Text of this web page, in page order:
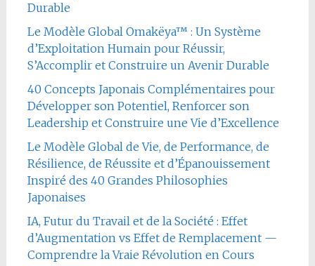
Durable
Le Modèle Global Omakëya™ : Un Système
d’Exploitation Humain pour Réussir,
S’Accomplir et Construire un Avenir Durable
40 Concepts Japonais Complémentaires pour
Développer son Potentiel, Renforcer son
Leadership et Construire une Vie d’Excellence
Le Modèle Global de Vie, de Performance, de
Résilience, de Réussite et d’Épanouissement
Inspiré des 40 Grandes Philosophies
Japonaises
IA, Futur du Travail et de la Société : Effet
d’Augmentation vs Effet de Remplacement —
Comprendre la Vraie Révolution en Cours